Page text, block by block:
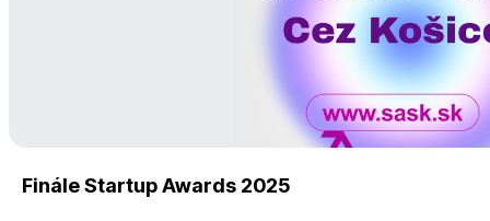
Finále Startup Awards 2025